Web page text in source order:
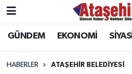
GÜNDEM EKONOMİ SİYASİ
HABERLER ATAŞEHİR BELEDİYESİ
Hava Durumu
Trafik Durumu